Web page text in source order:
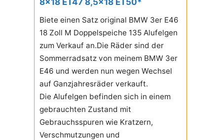
8x18 ET47 8,5x18 ET50*
Biete einen Satz original BMW 3er E46
18 Zoll M Doppelspeiche 135 Alufelgen
zum Verkauf an.Die Räder sind der
Sommerradsatz von meinem BMW 3er
E46 und werden nun wegen Wechsel
auf Ganzjahresräder verkauft.
Die Alufelgen befinden sich in einem
gebrauchten Zustand mit
Gebrauchsspuren wie Kratzern,
Verschmutzungen und